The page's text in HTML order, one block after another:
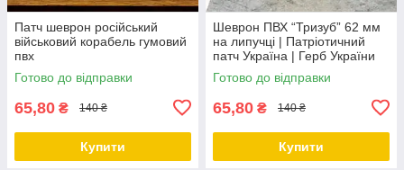
Патч шеврон російський
військовий корабель гумовий
пвх
Готово до відправки
65,80 ₴ 140 ₴
Купити
Шеврон ПВХ “Тризуб” 62 мм
на липучці | Патріотичний
патч Україна | Герб України
Готово до відправки
65,80 ₴ 140 ₴
Купити